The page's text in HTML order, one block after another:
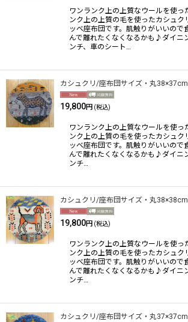
ワンランク上の上質なウールを使っ
ンク上の上質の毛を使ったカシュク
ッベ座布団です。肌触りがいいので
んで離れたくなくなるかも♪ダイニ
ンチ、車のシート…
カシュクリ/座布団サイズ・丸38×37cm
19,800円 (税込)
ワンランク上の上質なウールを使っ
ンク上の上質の毛を使ったカシュク
ッベ座布団です。肌触りがいいので
んで離れたくなくなるかも♪ダイニ
ンチ…
カシュクリ/座布団サイズ・丸38×38cm
19,800円 (税込)
ワンランク上の上質なウールを使っ
ンク上の上質の毛を使ったカシュク
ッベ座布団です。肌触りがいいので
んで離れたくなくなるかも♪ダイニ
ンチ…
カシュクリ/座布団サイズ・丸37×37cm